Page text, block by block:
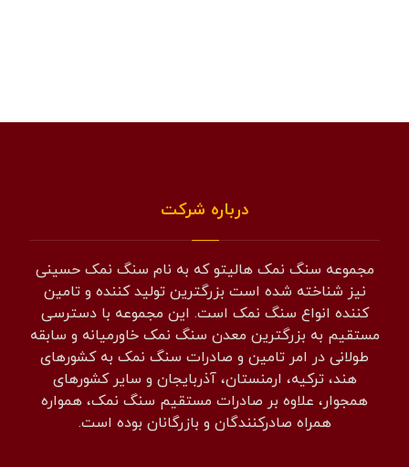
درباره شرکت
مجموعه سنگ نمک هالیتو که به نام سنگ نمک حسینی
نیز شناخته شده است بزرگترین تولید کننده و تامین
کننده انواع سنگ نمک است. این مجموعه با دسترسی
مستقیم به بزرگترین معدن سنگ نمک خاورمیانه و سابقه
طولانی در امر تامین و صادرات سنگ نمک به کشورهای
هند، ترکیه، ارمنستان، آذربایجان و سایر کشورهای
همجوار، علاوه بر صادرات مستقیم سنگ نمک، همواره
همراه صادرکنندگان و بازرگانان بوده است.